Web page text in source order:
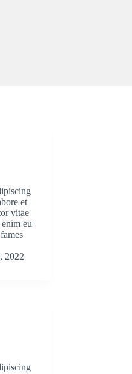
et
vitae
eu
2022